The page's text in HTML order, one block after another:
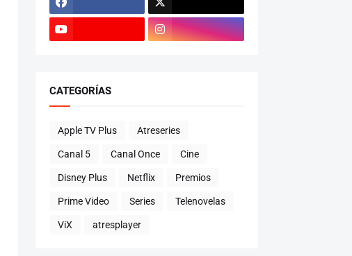
CATEGORÍAS
Apple TV Plus Atreseries
Canal 5 Canal Once Cine
Disney Plus Netflix Premios
Prime Video Series Telenovelas
ViX atresplayer